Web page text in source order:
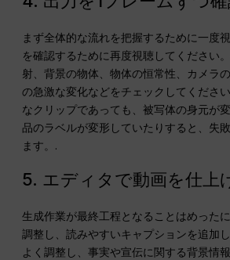
まず全体的な流れを把握するために一度
を確認するために再度視聴してください
射、背景の物体、物体の恒常性、カメラ
の急激な変化などをチェックしてくださ
なクリップであっても、被写体の身元が
品のラベルが変形していたりすると、失
ます。.
5. エディタで動画を仕上
生成作業が最終工程となることはめった
調整し、読みやすいキャプションを追加
よく調整し、事実や宣伝に関する背景情